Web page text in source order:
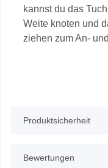
kannst du das
Weite knoten und
ziehen zum An-
Produktsicherheit
Bewertungen